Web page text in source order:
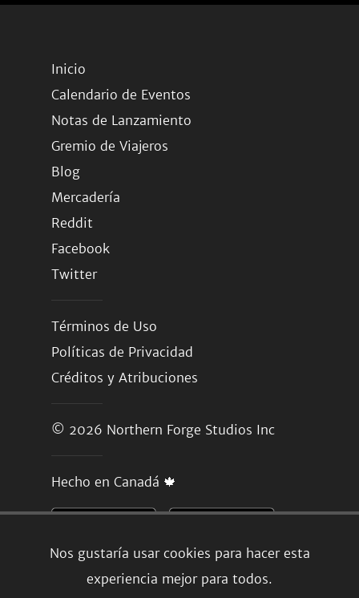
Nos gustaría usar cookies para hacer esta
experiencia mejor para todos.
Inicio
Calendario de Eventos
Notas de Lanzamiento
Gremio de Viajeros
Blog
Mercadería
Reddit
Facebook
Twitter
Términos de Uso
Políticas de Privacidad
Créditos y Atribuciones
© 2026 Northern Forge Studios Inc
Hecho en Canadá 🍁